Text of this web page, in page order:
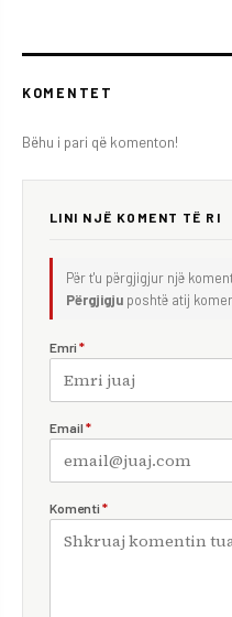
KOMENTET
Bëhu i pari që komenton!
LINI NJË KOMENT TË RI
Për t'u përgjigjur një
Përgjigju poshtë atij
Emri *
Email *
Komenti *